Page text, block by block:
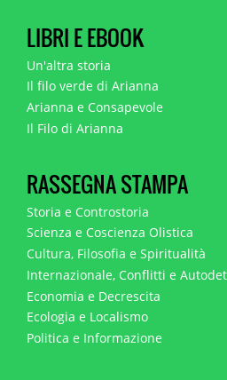
LIBRI E EBOOK
Un'altra storia
Il filo verde di Arianna
Arianna e Consapevole
Il Filo di Arianna
RASSEGNA STAMPA
Storia e Controstoria
Scienza e Coscienza Olistica
Cultura, Filosofia e Spiritualità
Internazionale, Conflitti e
Economia e Decrescita
Ecologia e Localismo
Politica e Informazione